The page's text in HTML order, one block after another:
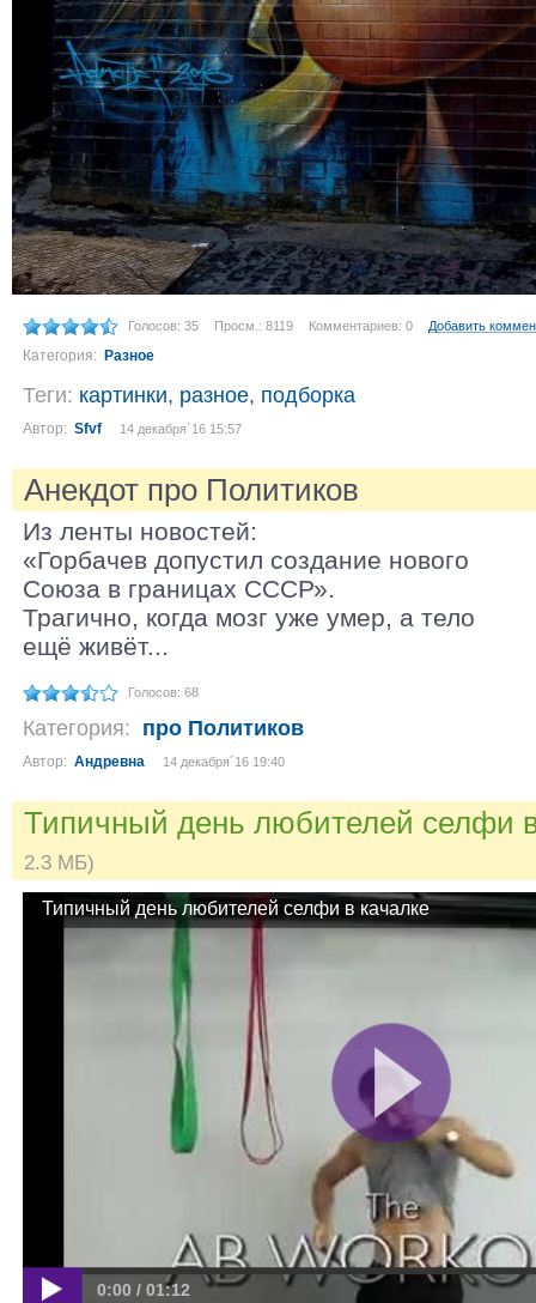
Голосов: 35 Просм.: 8119 Комментариев: 0 Добавить
Категория: Разное
Теги: картинки, разное, подборка
Автор: Sfvf 14 декабря´16 15:57
Анекдот про Политиков
Из ленты новостей:
«Горбачев допустил создание нового
Союза в границах СССР».
Трагично, когда мозг уже умер, а тело
ещё живёт...
Голосов: 68
Категория: про Политиков
Автор: Андревна 14 декабря´16 19:40
Типичный день любителей селфи
2.3 МБ)
Типичный день любителей селфи в качалке
0:00 / 01:12